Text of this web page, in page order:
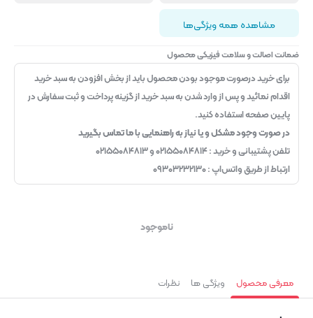
مشاهده همه ویژگی‌ها
ضمانت اصالت و سلامت فیزیکی محصول
برای خرید درصورت موجود بودن محصول باید از بخش افزودن به سبد خرید
اقدام نمائید و پس از وارد شدن به سبد خرید از گزینه پرداخت و ثبت سفارش در
پایین صفحه استفاده کنید.
در صورت وجود مشکل و یا نیاز به راهنمایی با ما تماس بگیرید
تلفن پشتیبانی و خرید : ۰۲۱۵۵۰۸۴۸۱۴ و ۰۲۱۵۵۰۸۴۸۱۳
ارتباط از طریق واتس‌اپ : ۰۹۳۰۳۲۳۲۱۳۰
ناموجود
معرفی محصول ویژگی ها نظرات